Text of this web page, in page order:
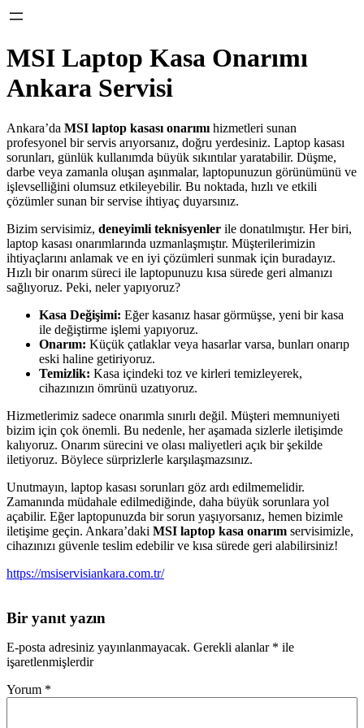
MSI Laptop Kasa Onarımı
Ankara Servisi
Ankara’da MSI laptop kasası onarımı hizmetleri sunan
profesyonel bir servis arıyorsanız, doğru yerdesiniz. Laptop kasası
sorunları, günlük kullanımda büyük sıkıntılar yaratabilir. Düşme,
darbe veya zamanla oluşan aşınmalar, laptopunuzun görünümünü ve
işlevselliğini olumsuz etkileyebilir. Bu noktada, hızlı ve etkili
çözümler sunan bir servise ihtiyaç duyarsınız.
Bizim servisimiz, deneyimli teknisyenler ile donatılmıştır. Her biri,
laptop kasası onarımlarında uzmanlaşmıştır. Müşterilerimizin
ihtiyaçlarını anlamak ve en iyi çözümleri sunmak için buradayız.
Hızlı bir onarım süreci ile laptopunuzu kısa sürede geri almanızı
sağlıyoruz. Peki, neler yapıyoruz?
Kasa Değişimi: Eğer kasanız hasar görmüşse, yeni bir kasa
ile değiştirme işlemi yapıyoruz.
Onarım: Küçük çatlaklar veya hasarlar varsa, bunları onarıp
eski haline getiriyoruz.
Temizlik: Kasa içindeki toz ve kirleri temizleyerek,
cihazınızın ömrünü uzatıyoruz.
Hizmetlerimiz sadece onarımla sınırlı değil. Müşteri memnuniyeti
bizim için çok önemli. Bu nedenle, her aşamada sizlerle iletişimde
kalıyoruz. Onarım sürecini ve olası maliyetleri açık bir şekilde
iletiyoruz. Böylece sürprizlerle karşılaşmazsınız.
Unutmayın, laptop kasası sorunları göz ardı edilmemelidir.
Zamanında müdahale edilmediğinde, daha büyük sorunlara yol
açabilir. Eğer laptopunuzda bir sorun yaşıyorsanız, hemen bizimle
iletişime geçin. Ankara’daki MSI laptop kasa onarım servisimizle,
cihazınızı güvenle teslim edebilir ve kısa sürede geri alabilirsiniz!
https://msiservisiankara.com.tr/
Bir yanıt yazın
E-posta adresiniz yayınlanmayacak. Gerekli alanlar * ile
işaretlenmişlerdir
Yorum *